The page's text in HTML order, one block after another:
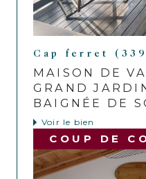
Cap ferret
MAISON DE
GRAND
BAIGNÉE DE
Voir le bien
COUP DE